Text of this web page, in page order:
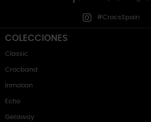
#CrocsSpain
COLECCIONES
Classic
Crocband
Inmotion
Echo
Getaway